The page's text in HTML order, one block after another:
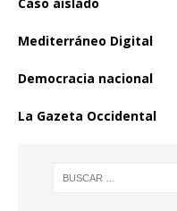
Mediterráneo Digital
Democracia nacional
La Gazeta Occidental